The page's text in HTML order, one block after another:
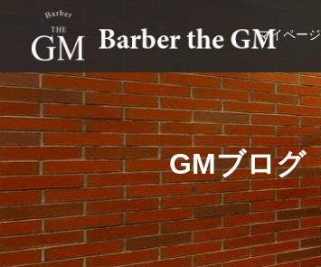
大阪・本町｜大人の散髪屋
マイページ
GMブログ